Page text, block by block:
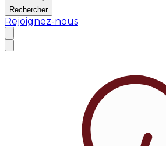
Rechercher
Rejoignez-nous